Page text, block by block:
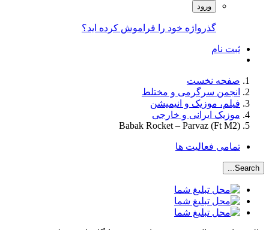
ورود
گذرواژه خود را فراموش کرده اید؟
ثبت نام
صفحه نخست
انجمن سرگرمی و مختلط
فیلم، موزیک و انیمیشن
موزیک ایرانی و خارجی
Babak Rocket – Parvaz (Ft M2)
تمامی فعالیت ها
Search...